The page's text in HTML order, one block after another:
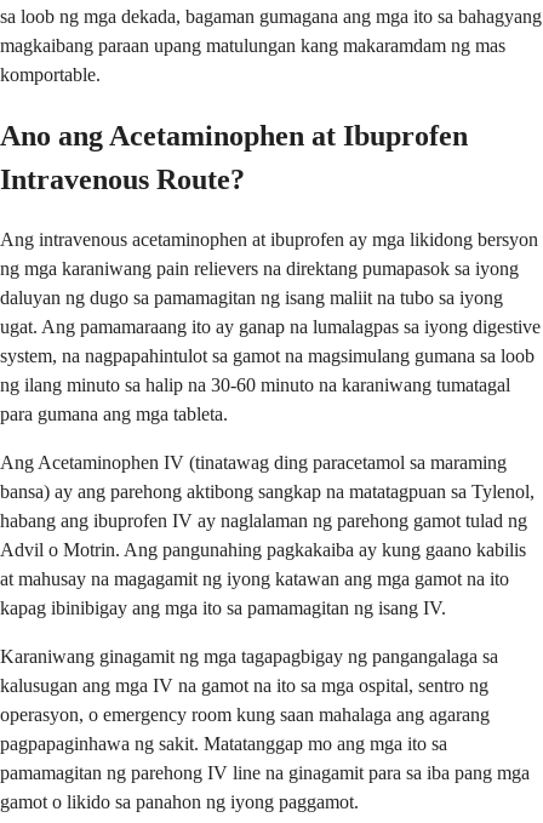
sa loob ng mga dekada, bagaman gumagana ang mga ito sa bahagyang
magkaibang paraan upang matulungan kang makaramdam ng mas
komportable.
Ano ang Acetaminophen at Ibuprofen
Intravenous Route?
Ang intravenous acetaminophen at ibuprofen ay mga likidong bersyon
ng mga karaniwang pain relievers na direktang pumapasok sa iyong
daluyan ng dugo sa pamamagitan ng isang maliit na tubo sa iyong
ugat. Ang pamamaraang ito ay ganap na lumalagpas sa iyong digestive
system, na nagpapahintulot sa gamot na magsimulang gumana sa loob
ng ilang minuto sa halip na 30-60 minuto na karaniwang tumatagal
para gumana ang mga tableta.
Ang Acetaminophen IV (tinatawag ding paracetamol sa maraming
bansa) ay ang parehong aktibong sangkap na matatagpuan sa Tylenol,
habang ang ibuprofen IV ay naglalaman ng parehong gamot tulad ng
Advil o Motrin. Ang pangunahing pagkakaiba ay kung gaano kabilis
at mahusay na magagamit ng iyong katawan ang mga gamot na ito
kapag ibinibigay ang mga ito sa pamamagitan ng isang IV.
Karaniwang ginagamit ng mga tagapagbigay ng pangangalaga sa
kalusugan ang mga IV na gamot na ito sa mga ospital, sentro ng
operasyon, o emergency room kung saan mahalaga ang agarang
pagpapaginhawa ng sakit. Matatanggap mo ang mga ito sa
pamamagitan ng parehong IV line na ginagamit para sa iba pang mga
gamot o likido sa panahon ng iyong paggamot.